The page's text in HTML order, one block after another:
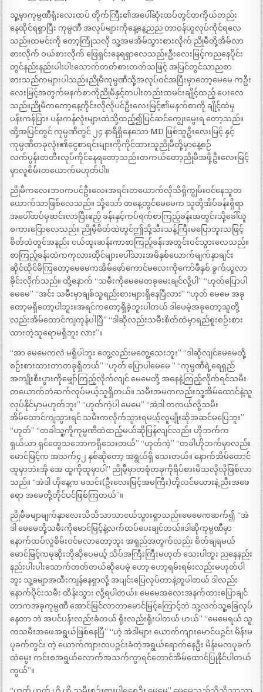
သူ့မှာကုမ္ပဏီရုံးလေးထပ် တိုက်ကြီး၏အပေါ်ဆုံးထပ်တွင်တကိုယ်တည်း
နေထိုင်ရရှာပြီး ကုမ္ပဏီ အလုပ်များကိုနေ့နေ့ညည တာဝန်ယူလုပ်ကိုင်ရလေ
သည်။ထမင်းကို တော့ကြုံသလို သူ့အမအိမ်သွားစားလိုက် ညိုမီတို့အိမ်လာ
စားလိုက် ဝယ်စားလိုက် ဖြေရှင်းနေရရှာလေသည်။ဦးလေးမြင့်ကညနေပိုင်း
တွင်နည်းနည်းပါးပါးသောက်တတ်စားတတ်သဖြင့် အပြင်တွင်သာညစာ
စားသည်ကများပါသည်။ညိုမီကုမ္ပဏီသို့အလုပ်ဝင်အပြီးမှာတော့မေမေ ကဦး
လေးမြင့်အတွက်မနက်စာကိုညိုမီနှင့်တပါးတည်းထမင်းချိုင့်ထည့် ပေးလေ
သည်။ညိုမီကတော့နေ့တိုင်းလိုလိုပင်ဦးလေးမြင့်၏မနက်စာကို ချိုင့်ထဲမှ
ပန်းကန်ပြား ပန်းကန်လုံးများထဲသို့ထည့်၍ပြင်ဆင်ကျွေးမွေးရ တော့သည်။
ထို့အပြင်တွင် ကုမ္ပဏီတွင် ၂၄ နာရီရှိနေသော MD ဖြစ်သူဦးလေးမြင့် နှင့်
ကုမ္ပဏီတခုလုံး၏ငွေစာရင်းများကိုကိုင်ထားသူညိုမီတို့မှာနေ့စဉ်
လက်ပွန်းတတီးလုပ်ကိုင်နေရတော့သည်။တကယ်တော့ညိုမီအဖို့ဦးလေးမြင့်
မှာလူစိမ်းတယောက်မဟုတ်ပါ။
ညိုမီကလေးဘဝကပင်ဦးလေးအရင်းတယောက်လိုသိရှိကျွမ်းဝင်နေသူတ
ယောက်သာဖြစ်လေသည်။ သို့သော် တနေ့တွင်မေမေက သူတို့အိပ်ခန်းရှိရာ
အပေါ်ထပ်မှဆင်းလာပြီးဧည့် ခန်းနှင့်ကပ်ရက်စာကြည့်ခန်းအတွင်းသို့ခေါ်ယူ
စကားပြောလေသည်။ ညိုမီ့စိတ်ထဲတွင်ဤသို့သီးသန့်ကြီးမပြောဘူးသဖြင့်
စိတ်ထဲတွင်အနည်း ငယ်ထူးဆန်းကာစာကြည့်ခန်းအတွင်းဝင်သွားလေသည်။
စာကြည့်ခန်းထဲကကုလားထိုင်များပေါ်သားအမိနှစ်ယောက်မျက်နှာချင်း
ဆိုင်ထိုင်မိကြတော့မေမေကအိမ်ဖော်ကောင်မလေးကိုကော်ဖီနှစ် ခွက်ယူလာ
ခိုင်းလိုက်သည်။ ထို့နောက် “သမီးကိုမေမေတခုမေးချင်လို့ပါ” “ဟုတ်ပြောပါ
မေမေ” “အင်း သမီးမှာချစ်သူရည်းစားများရှိနေပြီလား” “ဟုတ် မေမေ အခု
တော့မရှိတော့ပါဘူး။အရင်ကတော့ရှိခဲ့ဘူးပါတယ် ဒါပေမဲ့အခုတော့သူတို့
လည်းအိမ်ထောင်ကျကုန်ပါပြီ” “ဒါဆိုလည်းသမီးစိတ်ထဲမှာရည်စူးစဉ်းစား
ထားတဲ့သူရောမရှိဘူး လား”။
“အာ မေမေကလဲ မရှိပါဘူး တွေ့လည်းမတွေ့သေးဘူး” “ဒါဆိုလျင်မေမေတို့
စဉ်းစားထားတာတခုရှိတယ်” “ဟုတ် ပြောပါမေမေ ” “ကုမ္ပဏီရဲ့ရေရှည်
အကျိုးစီးပွားကိုမျှော်ကြည့်လိုက်လျင် မေမေတို့ အနေနဲ့ကြည့်လိုက်ရင်သမီး
တယောက်ဘဲဆက်လုပ်မယ့်သူရှိတယ်။ သမီးအမကလည်းသူ့အိမ်ထောင်နဲ့သူ
လုပ်နိုင်မှာမဟုတ်ဘူး” “ဟုတ်ကဲ့ပါ မေမေ” “အဲဒါ တကယ်လို့သမီး
အိမ်ထောင်ကျသွားရင် သမီးကလိုက်သွားရမယ့်လူမျိုးဆိုအဆင်မပြေဘူး”
“ဟုတ်” “တခါသူ့ကိူကုမ္ပဏီထဲထည့်မယ်ဆိုပြန်လျင်လည်း ဟိုဘက်က
ရှယ်ယာ ရှင်တွေသဘောကရှိသေးတယ်” “ဟုတ်ကဲ့” “တခါဟိုဘက်မှာလည်း
မောင်မြင့်က အသက်၄၂ နှစ်ဆိုတော့ အရွယ်ရှိ သေးတယ်။ နောက်အိမ်ထောင်
ထူမှာဘဲ။အို အေ ထူကိုထူမှာပါ” ညိုမီ့မှာတစုံတခုကိုရိပ်စားမိသလိုလိုဖြစ်လာ
သည်။ “အဲဒါ ဟိုနေ့က မသင်း(ဦးလေးမြင့်အမကြီး)တို့လင်မယားနဲ့ ညီးအဖေ
ရော အမေတို့တိုင်ပင်ဖြစ်ကြတယ်”။
ညိုမီခမျာမျက်နှာလေးသိသိသာသာငယ်သွားရှာသည်။မေမေကဆက်၍ “အဲ
ဒါ မေမေတို့သမီးကိုမောင်မြင့်နဲ့လက်ထပ်ပေးချင်တယ်။ဒါဆိုကုမ္ပဏီမှာ
နောက်ထပ်လူစိမ်းဝင်မလာတော့ဘူး အရှည်အတွက်လည်း စိတ်ချရမယ်
မောင်မြင့်ကမုဆိုးဘိုဆိုပေမယ့် သိပ်အကြီးကြီးမဟုတ် သေးပါဘူး ညနေနည်း
နည်းပါးပါးသောက်တတ်တယ်ဆိုပေမဲ့ ဟော့ ဟော့ရမ်းရမ်းလည်းမဟုတ်ပါ
ဘူး သူ့ခမျာအထီးကျန်နေရှာလို့ အပျင်းပြေလုပ်တာနဲ့တူပါတယ် ဒါလည်း
နောက်ပိုင်းသမီး ထိန်းသွား လို့ရပါတယ်။ မေမေအလေးအနက်ထားပြောချင်
တာကအခုကုမ္ပဏီ အောင်မြင်လာတာမောင်မြင့်ကြောင့်ဘဲ သူ့လက်သူ့ခြေလုပ်
နေတာ ဘဲ အပင်ပန်းလည်းခံတယ် ရိုးလည်းရိုးပါတယ် ဟယ်” “မေမေရယ် သူ
ကသမီးအဖေအရွယ်ဖြစ်နေပြီ” “ဟဲ့ အဲဒါများ ယောက်ကျားမောင်ပဉ္ဇင်း မိန်းမ
ပုခက်တွင်း တဲ့ ယောက်ကျားကပဉ္ဇင်းခံတဲ့အရွယ်ရောက်နေဦး မိန်းမကပုခက်
ထဲမွေး ကင်းစအရွယ်လောက်အသက်ကွာရင်တောင်အိမ်ထောင်ပြုနိုင်ပါတယ်
ကွယ်”။